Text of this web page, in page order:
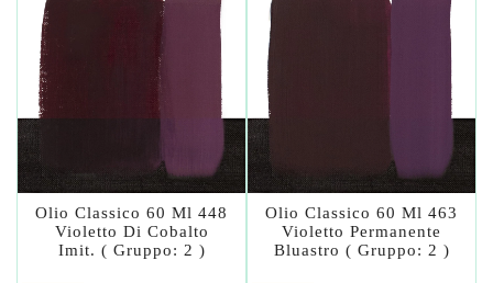
Olio Classico 60 Ml 448
Violetto Di Cobalto
Imit. ( Gruppo: 2 )
Olio Classico 60 Ml 463
Violetto Permanente
Bluastro ( Gruppo: 2 )